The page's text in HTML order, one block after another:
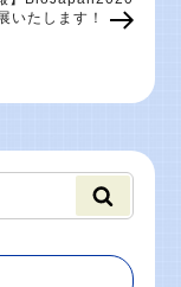
いたします！